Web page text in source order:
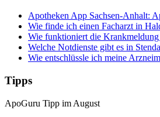
Apotheken App Sachsen-Anhalt:
Wie finde ich einen Facharzt in
Wie funktioniert die
Welche Notdienste gibt es in
Wie entschlüssle ich meine
Tipps
ApoGuru Tipp im August